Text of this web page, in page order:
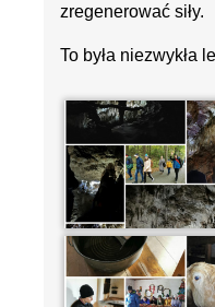
zregenerować siły.
To była niezwykła